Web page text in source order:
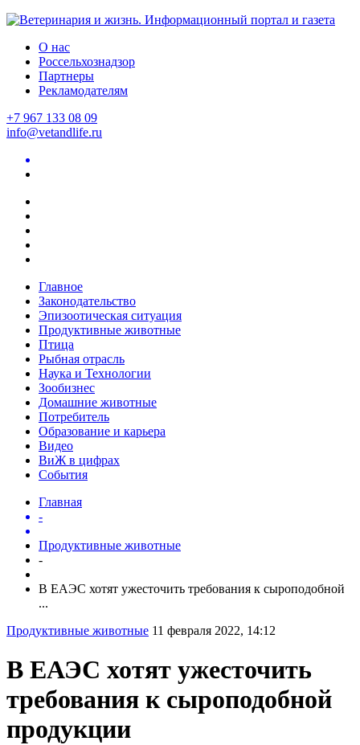
О нас
Россельхознадзор
Партнеры
Рекламодателям
+7 967 133 08 09
info@vetandlife.ru
Главное
Законодательство
Эпизоотическая ситуация
Продуктивные животные
Птица
Рыбная отрасль
Наука и Технологии
Зообизнес
Домашние животные
Потребитель
Образование и карьера
Видео
ВиЖ в цифрах
События
Главная
-
Продуктивные животные
-
В ЕАЭС хотят ужесточить требования к сыроподобной
...
Продуктивные животные 11 февраля 2022, 14:12
В ЕАЭС хотят ужесточить
требования к сыроподобной
продукции